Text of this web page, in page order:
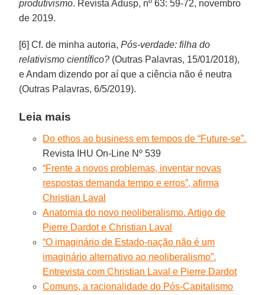
produtivismo. Revista Adusp, nº 63: 59-72, novembro
de 2019.
[6] Cf. de minha autoria,Pós-verdade: filha do
relativismo científico? (Outras Palavras, 15/01/2018),
e Andam dizendo por aí que a ciência não é neutra
(Outras Palavras, 6/5/2019).
Leia mais
Do ethos ao business em tempos de “Future-se”.
Revista IHU On-Line Nº 539
“Frente a novos problemas, inventar novas
respostas demanda tempo e erros”, afirma
Christian Laval
Anatomia do novo neoliberalismo. Artigo de
Pierre Dardot e Christian Laval
“O imaginário de Estado-nação não é um
imaginário alternativo ao neoliberalismo”.
Entrevista com Christian Laval e Pierre Dardot
Comuns, a racionalidade do Pós-Capitalismo